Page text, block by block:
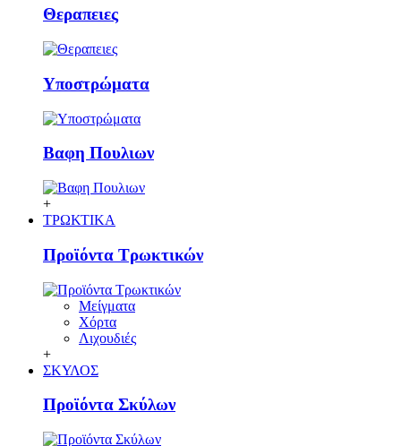
Θεραπειες
Υποστρώματα
Βαφη Πουλιων
+
ΤΡΩΚΤΙΚΑ
Προϊόντα Τρωκτικών
Μείγματα
Χόρτα
Λιχουδιές
+
ΣΚΥΛΟΣ
Προϊόντα Σκύλων